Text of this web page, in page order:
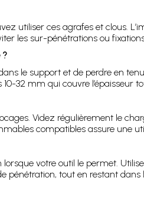
utiliser ces agrafes et clous.
les sur-pénétrations ou
?
le support et de perdre en
32 mm qui couvre l’épaisseur
Videz régulièrement le
compatibles assure une
votre outil le permet.
pénétration, tout en restant dans